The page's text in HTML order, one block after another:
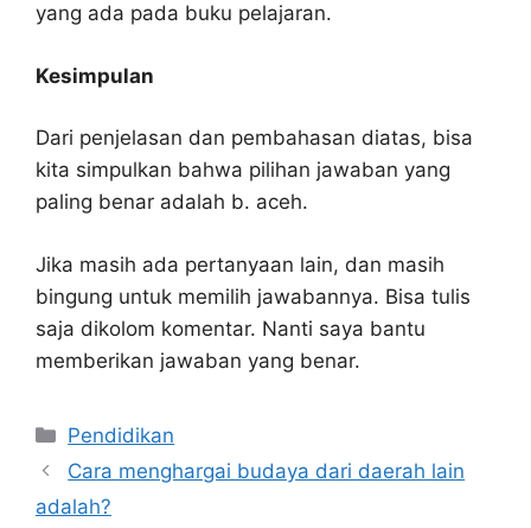
yang ada pada buku pelajaran.
Kesimpulan
Dari penjelasan dan pembahasan diatas, bisa
kita simpulkan bahwa pilihan jawaban yang
paling benar adalah b. aceh.
Jika masih ada pertanyaan lain, dan masih
bingung untuk memilih jawabannya. Bisa tulis
saja dikolom komentar. Nanti saya bantu
memberikan jawaban yang benar.
Kategori
Pendidikan
Cara menghargai budaya dari daerah lain
adalah?